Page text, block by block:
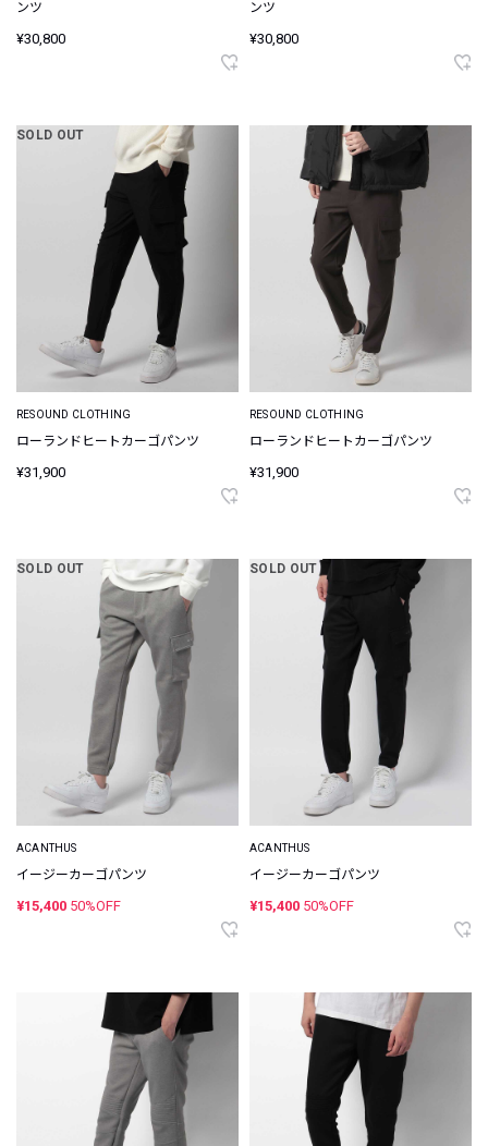
ンツ
¥30,800
ンツ
¥30,800
SOLD OUT
RESOUND CLOTHING
ローランドヒートカーゴパンツ
¥31,900
RESOUND CLOTHING
ローランドヒートカーゴパンツ
¥31,900
SOLD OUT
ACANTHUS
イージーカーゴパンツ
¥15,400 50%OFF
SOLD OUT
ACANTHUS
イージーカーゴパンツ
¥15,400 50%OFF